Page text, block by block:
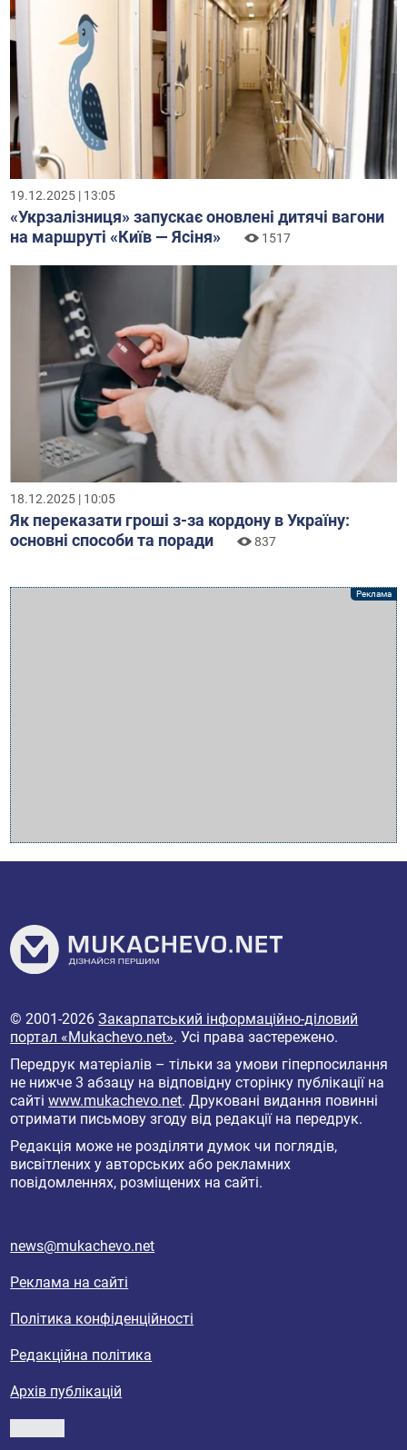
19.12.2025 | 13:05
«Укрзалізниця» запускає оновлені дитячі вагони
на маршруті «Київ — Ясіня»
1517
18.12.2025 | 10:05
Як переказати гроші з-за кордону в Україну:
основні способи та поради
837
© 2001-2026Закарпатський інформаційно-діловий
портал «Mukachevo.net». Усі права застережено.
Передрук матеріалів – тільки за умови гіперпосилання
не нижче 3 абзацу на відповідну сторінку публікації на
сайтіwww.mukachevo.net. Друковані видання повинні
отримати письмову згоду від редакції на передрук.
Редакція може не розділяти думок чи поглядів,
висвітлених у авторських або рекламних
повідомленнях, розміщених на сайті.
news@mukachevo.net
Реклама на сайті
Політика конфіденційності
Редакційна політика
Архів публікацій